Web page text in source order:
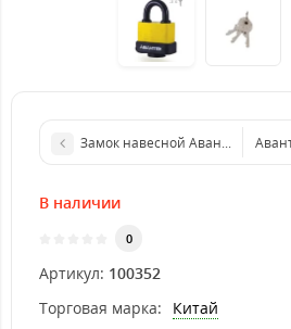
Замок навесной Авантек
В наличии
0
Артикул: 100352
Торговая марка:
Китай